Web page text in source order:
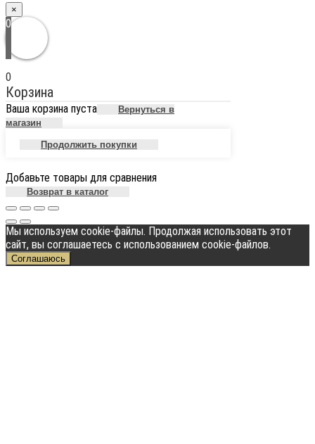
×
0
0
Корзина
Ваша корзина пуста
Вернуться в
магазин
Продолжить покупки
Добавьте товары для сравнения
Возврат в каталог
Мы используем cookie-файлы. Продолжая использовать этот
сайт, вы соглашаетесь с использованием cookie-файлов.
Соглашаюсь